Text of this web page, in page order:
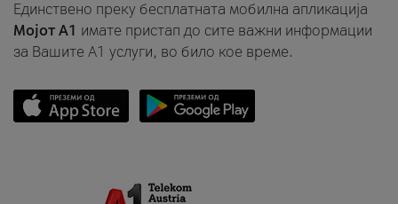
Единствено преку бесплатната мобилна апликација
Мојот A1 имате пристап до сите важни информации
за Вашите A1 услуги, во било кое време.